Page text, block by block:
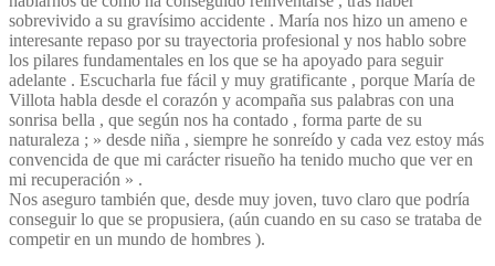
sobrevivido a su gravísimo accidente . María nos hizo un ameno e
interesante repaso por su trayectoria profesional y nos hablo sobre
los pilares fundamentales en los que se ha apoyado para seguir
adelante . Escucharla fue fácil y muy gratificante , porque María de
Villota habla desde el corazón y acompaña sus palabras con una
sonrisa bella , que según nos ha contado , forma parte de su
naturaleza ; » desde niña , siempre he sonreído y cada vez estoy más
convencida de que mi carácter risueño ha tenido mucho que ver en
mi recuperación » .
Nos aseguro también que, desde muy joven, tuvo claro que podría
conseguir lo que se propusiera, (aún cuando en su caso se trataba de
competir en un mundo de hombres ).